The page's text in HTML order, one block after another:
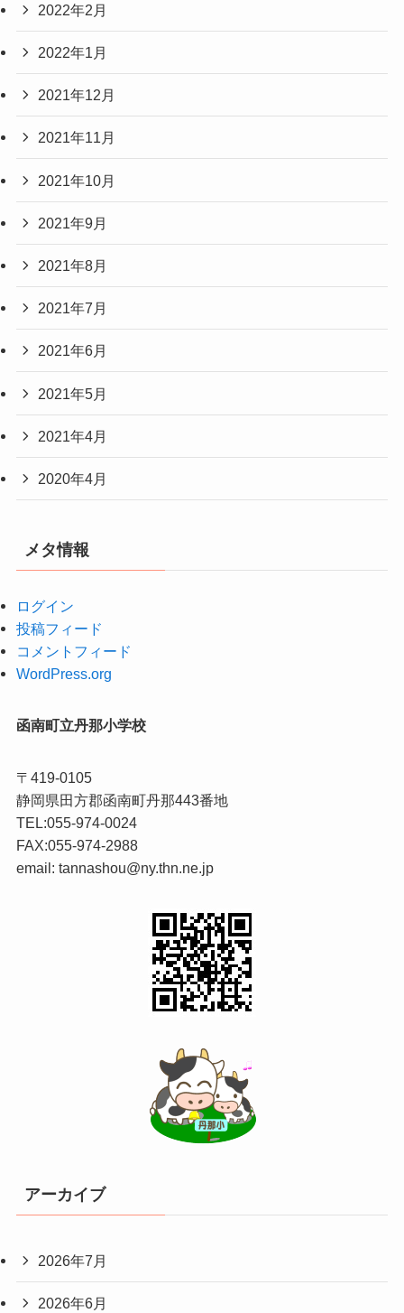
2022年2月
2022年1月
2021年12月
2021年11月
2021年10月
2021年9月
2021年8月
2021年7月
2021年6月
2021年5月
2021年4月
2020年4月
メタ情報
ログイン
投稿フィード
コメントフィード
WordPress.org
函南町立丹那小学校
〒419-0105
静岡県田方郡函南町丹那443番地
TEL:055-974-0024
FAX:055-974-2988
email: tannashou@ny.thn.ne.jp
アーカイブ
2026年7月
2026年6月